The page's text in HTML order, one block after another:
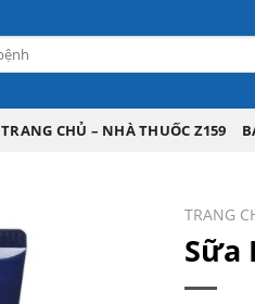
TRANG CHỦ – NHÀ THUỐC Z159
TRANG
Sữa